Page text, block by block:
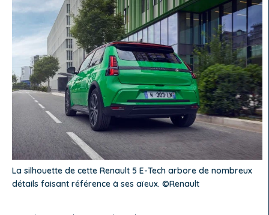
La silhouette de cette Renault 5 E-Tech arbore de nombreux
détails faisant référence à ses aïeux. ©Renault